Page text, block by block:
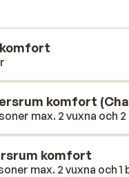
du avsluta dagen
Alpes den perfekta
komfort
max. 2 vuxna och 2
komfort
max. 2 vuxna och 1